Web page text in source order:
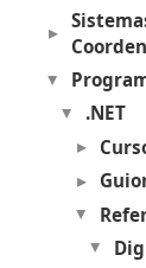
.NET